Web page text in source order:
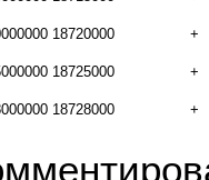
18720000 +
18725000 +
18728000 +